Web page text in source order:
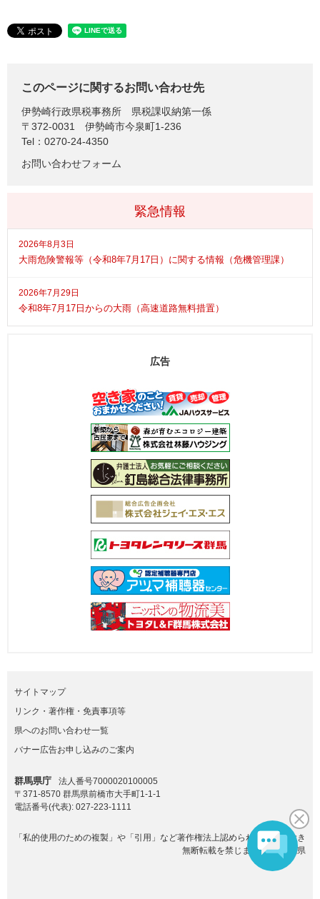
このページに関するお問い合わせ先
伊勢崎行政県税事務所
県税課収納第一係
〒372-0031
伊勢崎市今泉町1-236
Tel：0270-24-4350
お問い合わせフォーム
緊急情報
2026年8月3日
大雨危険警報等（令和8年7月17日）に関する情報（危機管理課）
2026年7月29日
令和8年7月17日からの大雨（高速道路無料措置）
広告
サイトマップ
リンク・著作権・免責事項等
県へのお問い合わせ一覧
バナー広告お申し込みのご案内
群馬県庁
法人番号7000020100005
〒371-8570 群馬県前橋市大手町1-1-1
電話番号(代表): 027-223-1111
「私的使用のための複製」や「引用」など著作権法上認められた場合を除き
無断転載を禁じます。(C)群馬県